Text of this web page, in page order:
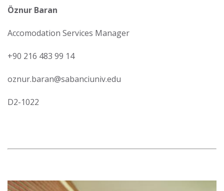
Öznur Baran
Accomodation Services Manager
+90 216 483 99 14
oznur.baran@sabanciuniv.edu
D2-1022
Görsel